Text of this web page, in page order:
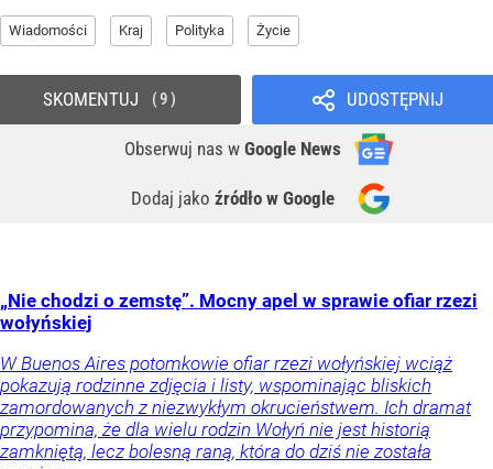
Wiadomości Kraj Polityka Życie
UDOSTĘPNIJ
Obserwuj nas w Google News
Dodaj jako źródło w Google
SKOMENTUJ 9
„Nie chodzi o zemstę”. Mocny apel w sprawie ofiar rzezi
wołyńskiej
W Buenos Aires potomkowie ofiar rzezi wołyńskiej wciąż
pokazują rodzinne zdjęcia i listy, wspominając bliskich
zamordowanych z niezwykłym okrucieństwem. Ich dramat
przypomina, że dla wielu rodzin Wołyń nie jest historią
zamkniętą, lecz bolesną raną, która do dziś nie została